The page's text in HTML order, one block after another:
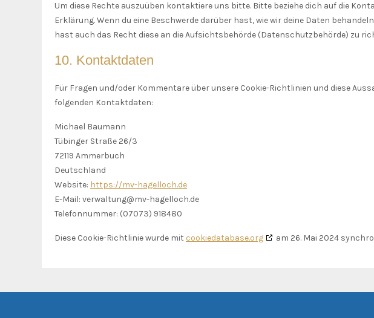
Um diese Rechte auszuüben kontaktiere uns bitte. Bitte beziehe dich auf die
Erklärung. Wenn du eine Beschwerde darüber hast, wie wir deine Daten
hast auch das Recht diese an die Aufsichtsbehörde (Datenschutzbehörde) zu
10. Kontaktdaten
Für Fragen und/oder Kommentare über unsere Cookie-Richtlinien und diese
folgenden Kontaktdaten:
Michael Baumann
Tübinger Straße 26/3
72119 Ammerbuch
Deutschland
Website: https://mv-hagelloch.de
E-Mail: verwaltung@mv-hagelloch.de
Telefonnummer: (07073) 918480
Diese Cookie-Richtlinie wurde mit cookiedatabase.org am 26. Mai 2024